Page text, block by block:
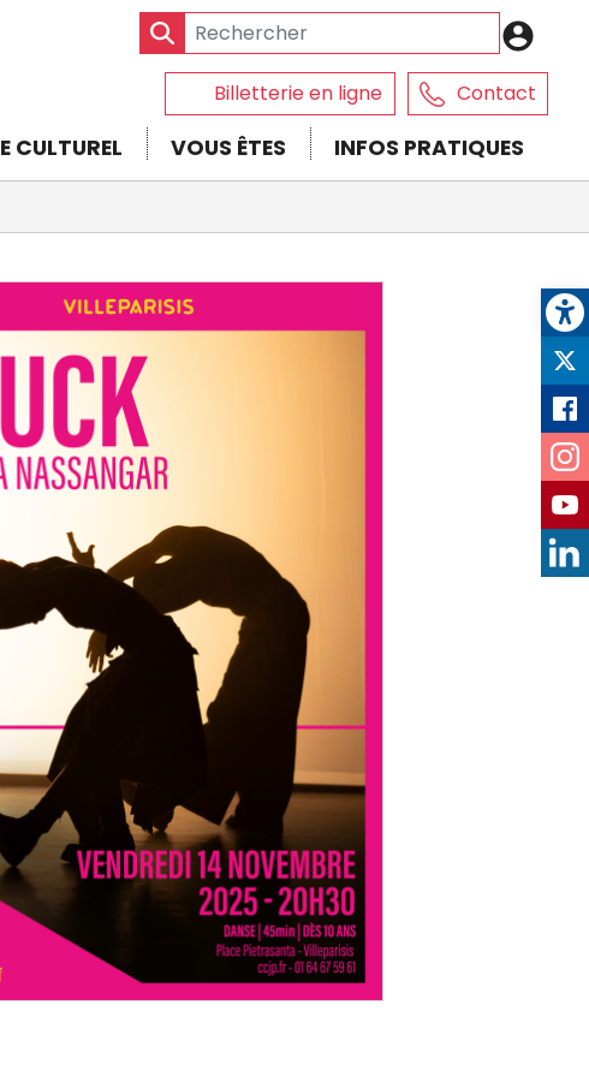
En-
tête
-
CCJP
En-
tête
-
Communication
Billetterie en ligne Contact
CULTUREL VOUS ÊTES INFOS PRATIQUES